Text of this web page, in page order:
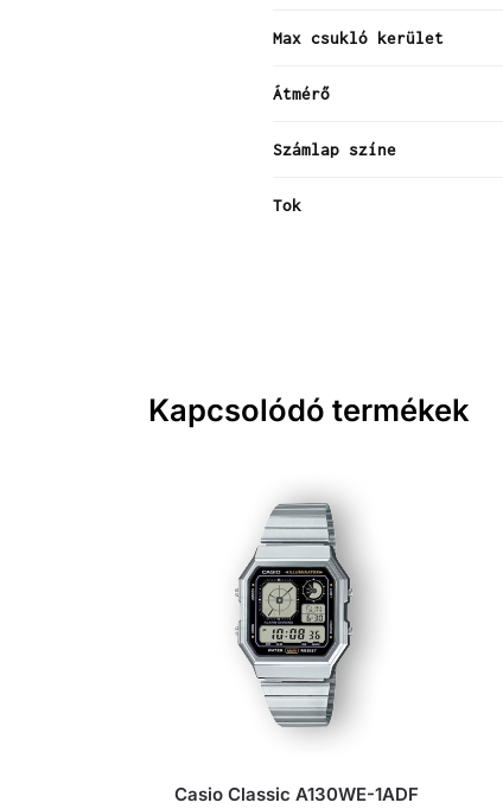
Max csukló kerület
Átmérő
Számlap színe
Tok
Kapcsolódó termékek
Casio Classic A130WE-1ADF